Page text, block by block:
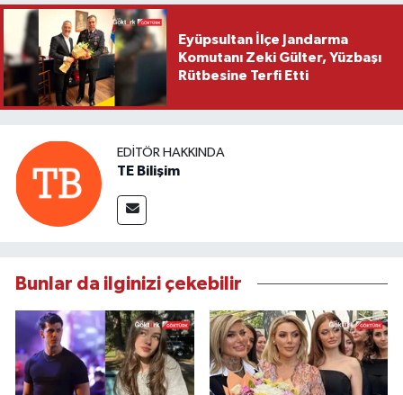
Eyüpsultan İlçe Jandarma
Komutanı Zeki Gülter, Yüzbaşı
Rütbesine Terfi Etti
EDITÖR HAKKINDA
TE Bilişim
Bunlar da ilginizi çekebilir